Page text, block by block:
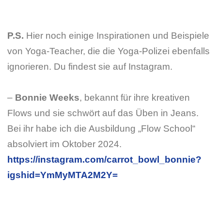
P.S. Hier noch einige Inspirationen und Beispiele
von Yoga-Teacher, die die Yoga-Polizei ebenfalls
ignorieren. Du findest sie auf Instagram.
– Bonnie Weeks, bekannt für ihre kreativen
Flows und sie schwört auf das Üben in Jeans.
Bei ihr habe ich die Ausbildung „Flow School“
absolviert im Oktober 2024.
https://instagram.com/carrot_bowl_bonnie?
igshid=YmMyMTA2M2Y=